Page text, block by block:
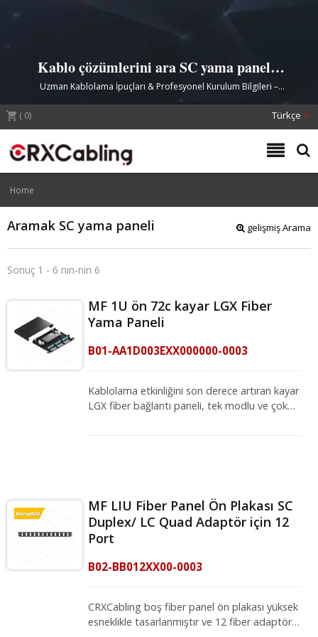
Kablo çözümlerini ara SC yama paneli |
CRXCabling
Uzman Kablolama İpuçları & Profesyonel Kurulum Bilgileri –
CRXCabling
( 0) Türkçe
Home
Aramak SC yama paneli gelişmiş Arama
Sonuç 1 - 6 nın-nin 6
MF 1U ön 72c kayar LGX Fiber
Yama Paneli
B01-AA1D003EXX000000-0003
Kablolama etkinliğini son derece artıran kayar
LGX fiber bağlantı paneli, tek modlu ve çok
kasetlerle yüksek esnekliği destekler. Adaptör
takmasına olanak tanır. Kayar fiber LGX
patch panel, veri merkezlerinde,
telekomünikasyon ve güvenlik ağlarında hızlı
yerinde kurulum için uygundur. Kurulumunuzu
veya RJ45 adaptör plakaları kullanarak
önceden sonlandırılmış fiber kasetlerle
eşleştirebilir veya bunların yerini alabilirsiniz.
LGX patch panel tedarikçisi olarak,
CRXCabling veri merkezindeki büyüyen ağ
MF LIU Fiber Panel Ön Plakası SC
Duplex/ LC Quad Adaptör için 12
Port
B02-BB012XX00-0003
CRXCabling boş fiber panel ön plakası yüksek
esneklikle tasarlanmıştır ve 12 fiber adaptör